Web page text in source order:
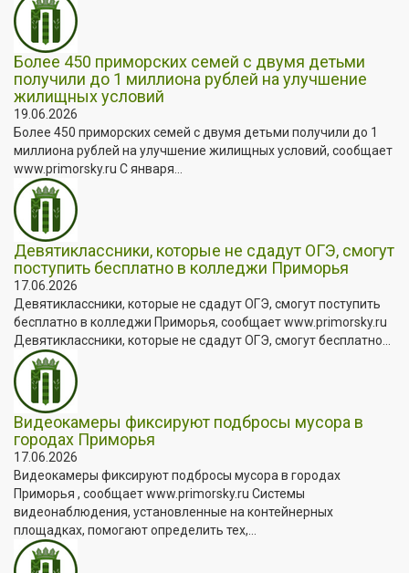
Более 450 приморских семей с двумя детьми
получили до 1 миллиона рублей на улучшение
жилищных условий
19.06.2026
Более 450 приморских семей с двумя детьми получили до 1
миллиона рублей на улучшение жилищных условий, сообщает
www.primorsky.ru С января...
Девятиклассники, которые не сдадут ОГЭ, смогут
поступить бесплатно в колледжи Приморья
17.06.2026
Девятиклассники, которые не сдадут ОГЭ, смогут поступить
бесплатно в колледжи Приморья, сообщает www.primorsky.ru
Девятиклассники, которые не сдадут ОГЭ, смогут бесплатно...
Видеокамеры фиксируют подбросы мусора в
городах Приморья
17.06.2026
Видеокамеры фиксируют подбросы мусора в городах
Приморья , сообщает www.primorsky.ru Системы
видеонаблюдения, установленные на контейнерных
площадках, помогают определить тех,...